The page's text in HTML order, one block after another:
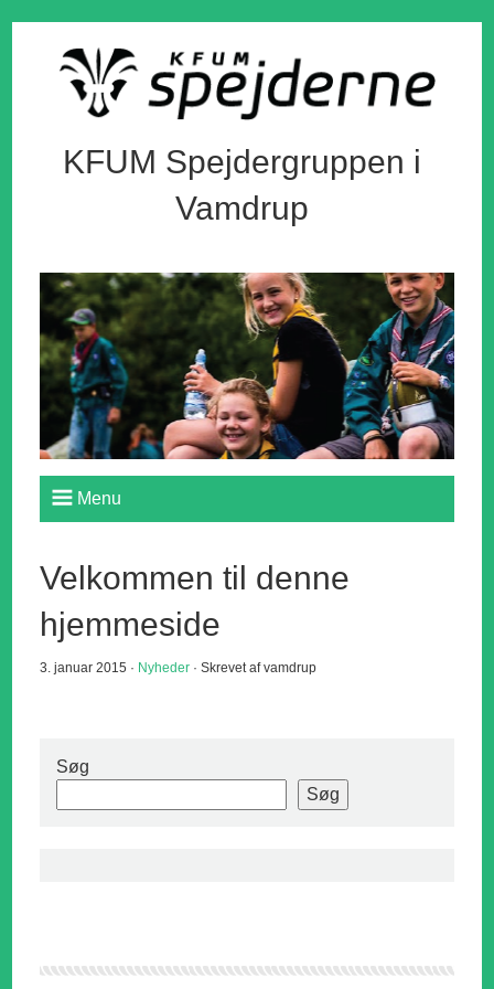
KFUM Spejdergruppen i
Vamdrup
Menu
Velkommen til denne
hjemmeside
3. januar 2015 · Nyheder · Skrevet af vamdrup
Søg
Søg